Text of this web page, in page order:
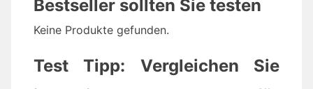
Bestseller sollten Sie testen
Keine Produkte gefunden.
Test Tipp: Vergleichen Sie